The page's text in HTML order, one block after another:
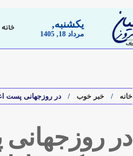
یکشنبه,
مرداد 18, 1405
خانه
خانه خبر خوب در روزجهانی پست
در